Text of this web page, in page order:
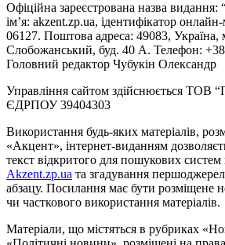
Офіційна зареєстрована назва
ім’я: akzent.zp.ua, ідентифікатор
06127. Поштова адреса: 49083, Україна,
Слобожанський, буд. 40 А. Телефон:
Головний редактор Чубукін Олександр
Управління сайтом здійснюється ТОВ
ЄДРПОУ 39404303
Використання будь-яких матеріалів,
«Акцент», інтернет-виданням
текст відкритого для пошукових систем
Akzent.zp.ua та згадування
абзацу. Посилання має бути розміщене
чи часткового використання матеріалів.
Матеріали, що містяться в рубриках